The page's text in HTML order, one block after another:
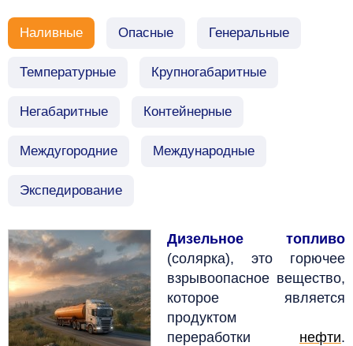
Наливные Опасные Генеральные
Температурные Крупногабаритные
Негабаритные Контейнерные
Междугородние Международные
Экспедирование
Дизельное топливо
(солярка), это горючее
взрывоопасное вещество,
которое является
продуктом
переработки нефти.